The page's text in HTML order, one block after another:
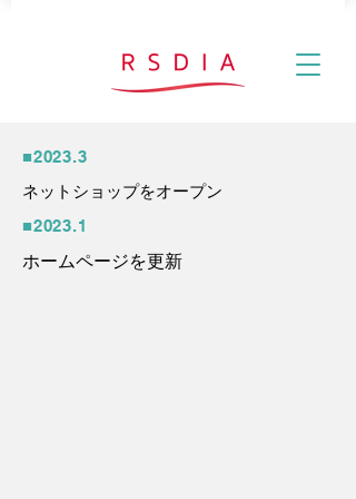
■2023.3
ネットショップをオープン
■2023.1
ホームページを更新